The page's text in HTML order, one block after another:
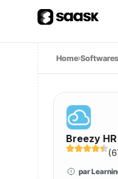
Home Softwares
Breezy HR
(
par